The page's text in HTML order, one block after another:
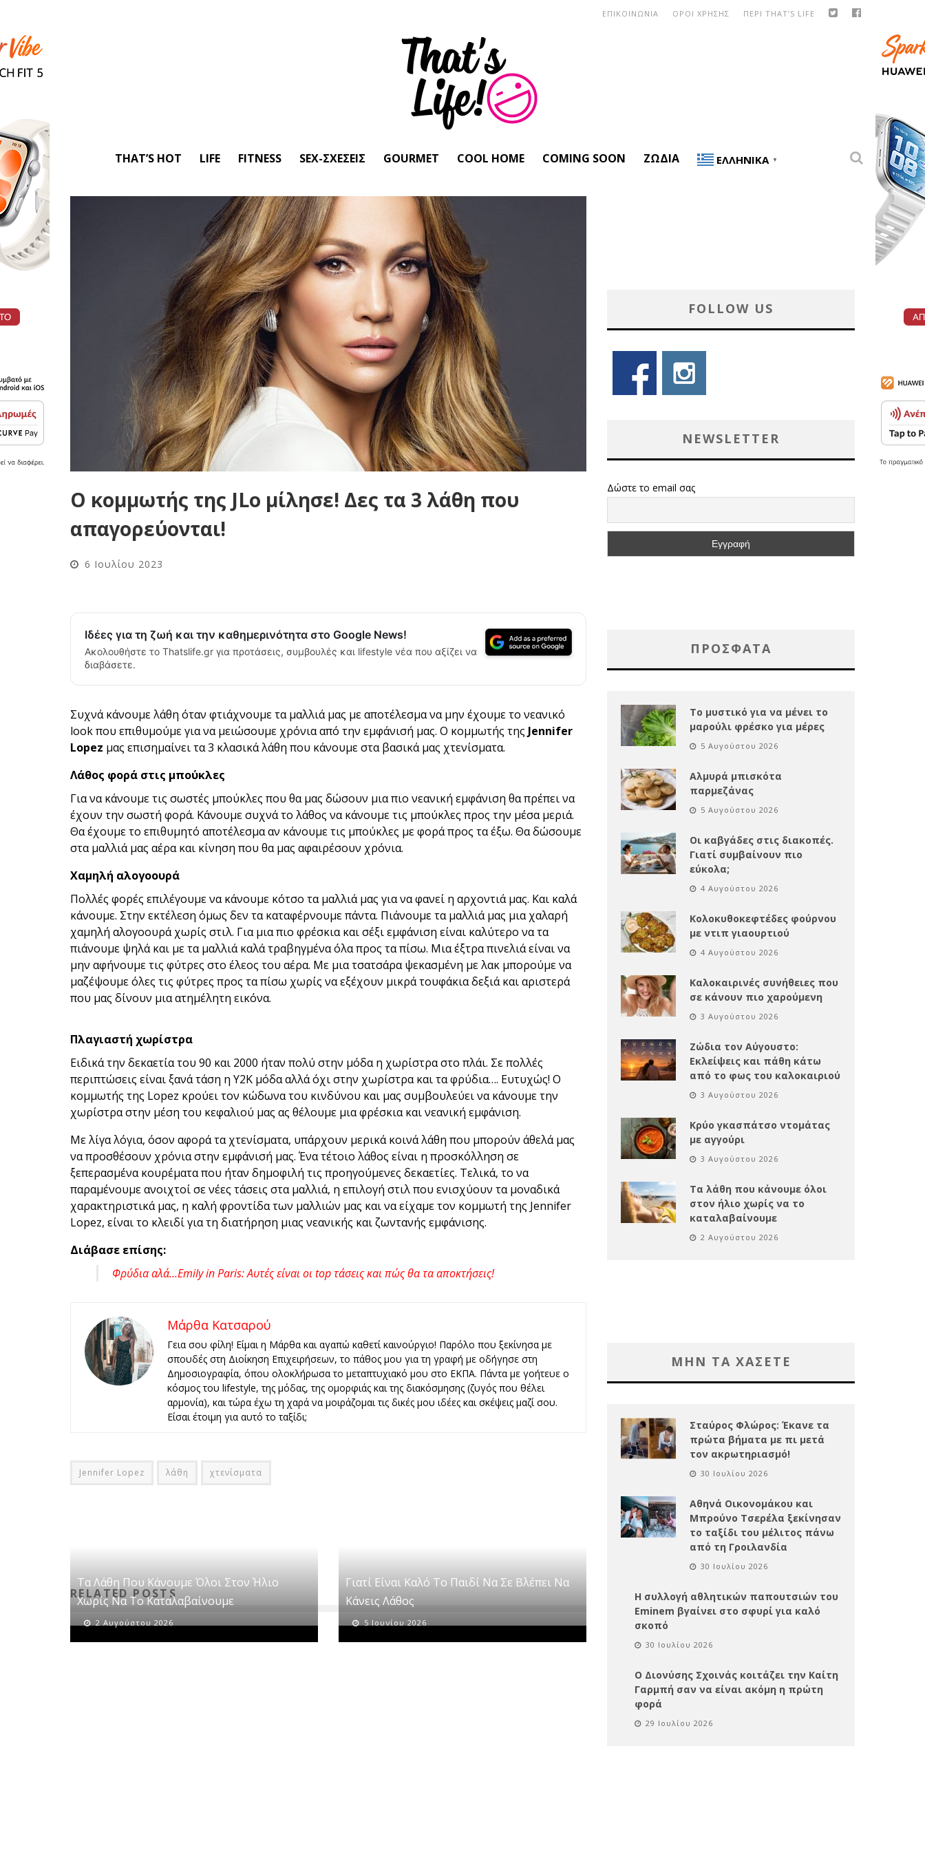
ΠΕΡΙ THAT’S LIFE
ΟΡΟΙ ΧΡΗΣΗΣ
ΕΠΙΚΟΙΝΩΝΙΑ
THAT’S HOT LIFE FITNESS SEX-ΣΧΈΣΕΙΣ GOURMET COOL HOME COMING SOON ΖΏΔΙΑ ΕΛΛΗΝΙΚΆ ▼
Ο κομμωτής της JLo μίλησε! Δες τα 3 λάθη που
απαγορεύονται!
6 Ιουλίου 2023
Ιδέες για τη ζωή και την καθημερινότητα στο Google News!
Ακολουθήστε το Thatslife.gr για προτάσεις, συμβουλές και lifestyle νέα που αξίζει να
διαβάσετε.
Συχνά κάνουμε λάθη όταν φτιάχνουμε τα μαλλιά μας με αποτέλεσμα να μην έχουμε το νεανικό
look που επιθυμούμε για να μειώσουμε χρόνια από την εμφάνισή μας. Ο κομμωτής της Jennifer
Lopez μας επισημαίνει τα 3 κλασικά λάθη που κάνουμε στα βασικά μας χτενίσματα.
Λάθος φορά στις μπούκλες
Για να κάνουμε τις σωστές μπούκλες που θα μας δώσουν μια πιο νεανική εμφάνιση θα πρέπει να
έχουν την σωστή φορά. Κάνουμε συχνά το λάθος να κάνουμε τις μπούκλες προς την μέσα μεριά.
Θα έχουμε το επιθυμητό αποτέλεσμα αν κάνουμε τις μπούκλες με φορά προς τα έξω. Θα δώσουμε
στα μαλλιά μας αέρα και κίνηση που θα μας αφαιρέσουν χρόνια.
Χαμηλή αλογοουρά
Πολλές φορές επιλέγουμε να κάνουμε κότσο τα μαλλιά μας για να φανεί η αρχοντιά μας. Και καλά
κάνουμε. Στην εκτέλεση όμως δεν τα καταφέρνουμε πάντα. Πιάνουμε τα μαλλιά μας μια χαλαρή
χαμηλή αλογοουρά χωρίς στιλ. Για μια πιο φρέσκια και σέξι εμφάνιση είναι καλύτερο να τα
πιάνουμε ψηλά και με τα μαλλιά καλά τραβηγμένα όλα προς τα πίσω. Μια έξτρα πινελιά είναι να
μην αφήνουμε τις φύτρες στο έλεος του αέρα. Με μια τσατσάρα ψεκασμένη με λακ μπορούμε να
μαζέψουμε όλες τις φύτρες προς τα πίσω χωρίς να εξέχουν μικρά τουφάκια δεξιά και αριστερά
που μας δίνουν μια ατημέλητη εικόνα.
Πλαγιαστή χωρίστρα
Ειδικά την δεκαετία του 90 και 2000 ήταν πολύ στην μόδα η χωρίστρα στο πλάι. Σε πολλές
περιπτώσεις είναι ξανά τάση η Υ2Κ μόδα αλλά όχι στην χωρίστρα και τα φρύδια…. Ευτυχώς! Ο
κομμωτής της Lopez κρούει τον κώδωνα του κινδύνου και μας συμβουλεύει να κάνουμε την
χωρίστρα στην μέση του κεφαλιού μας ας θέλουμε μια φρέσκια και νεανική εμφάνιση.
Με λίγα λόγια, όσον αφορά τα χτενίσματα, υπάρχουν μερικά κοινά λάθη που μπορούν άθελά μας
να προσθέσουν χρόνια στην εμφάνισή μας. Ένα τέτοιο λάθος είναι η προσκόλληση σε
ξεπερασμένα κουρέματα που ήταν δημοφιλή τις προηγούμενες δεκαετίες. Τελικά, το να
παραμένουμε ανοιχτοί σε νέες τάσεις στα μαλλιά, η επιλογή στιλ που ενισχύουν τα μοναδικά
χαρακτηριστικά μας, η καλή φροντίδα των μαλλιών μας και να είχαμε τον κομμωτή της Jennifer
Lopez, είναι το κλειδί για τη διατήρηση μιας νεανικής και ζωντανής εμφάνισης.
Διάβασε επίσης:
Φρύδια αλά…Emily in Paris: Αυτές είναι οι top τάσεις και πώς θα τα αποκτήσεις!
Μάρθα Κατσαρού
Γεια σου φίλη! Είμαι η Μάρθα και αγαπώ καθετί καινούργιο! Παρόλο που ξεκίνησα με
σπουδές στη Διοίκηση Επιχειρήσεων, το πάθος μου για τη γραφή με οδήγησε στη
Δημοσιογραφία, όπου ολοκλήρωσα το μεταπτυχιακό μου στο ΕΚΠΑ. Πάντα με γοήτευε ο
κόσμος του lifestyle, της μόδας, της ομορφιάς και της διακόσμησης (ζυγός που θέλει
αρμονία), και τώρα έχω τη χαρά να μοιράζομαι τις δικές μου ιδέες και σκέψεις μαζί σου.
Είσαι έτοιμη για αυτό το ταξίδι;
Jennifer Lopez λάθη χτενίσματα
RELATED POSTS
Τα Λάθη Που Κάνουμε Όλοι Στον Ήλιο
Χωρίς Να Το Καταλαβαίνουμε
2 Αυγούστου 2026
Γιατί Είναι Καλό Το Παιδί Να Σε Βλέπει Να
Κάνεις Λάθος
5 Ιουνίου 2026
FOLLOW US
NEWSLETTER
Δώστε το email σας
ΠΡΌΣΦΑΤΑ
Το μυστικό για να μένει το
μαρούλι φρέσκο για μέρες
5 Αυγούστου 2026
Αλμυρά μπισκότα
παρμεζάνας
5 Αυγούστου 2026
Οι καβγάδες στις διακοπές.
Γιατί συμβαίνουν πιο
εύκολα;
4 Αυγούστου 2026
Κολοκυθοκεφτέδες φούρνου
με ντιπ γιαουρτιού
4 Αυγούστου 2026
Καλοκαιρινές συνήθειες που
σε κάνουν πιο χαρούμενη
3 Αυγούστου 2026
Ζώδια τον Αύγουστο:
Εκλείψεις και πάθη κάτω
από το φως του καλοκαιριού
3 Αυγούστου 2026
Κρύο γκασπάτσο ντομάτας
με αγγούρι
3 Αυγούστου 2026
Τα λάθη που κάνουμε όλοι
στον ήλιο χωρίς να το
καταλαβαίνουμε
2 Αυγούστου 2026
ΜΗΝ ΤΑ ΧΑΣΕΤΕ
Σταύρος Φλώρος: Έκανε τα
πρώτα βήματα με πι μετά
τον ακρωτηριασμό!
30 Ιουλίου 2026
Αθηνά Οικονομάκου και
Μπρούνο Τσερέλα ξεκίνησαν
το ταξίδι του μέλιτος πάνω
από τη Γροιλανδία
30 Ιουλίου 2026
Η συλλογή αθλητικών παπουτσιών του
Eminem βγαίνει στο σφυρί για καλό
σκοπό
30 Ιουλίου 2026
Ο Διονύσης Σχοινάς κοιτάζει την Καίτη
Γαρμπή σαν να είναι ακόμη η πρώτη
φορά
29 Ιουλίου 2026